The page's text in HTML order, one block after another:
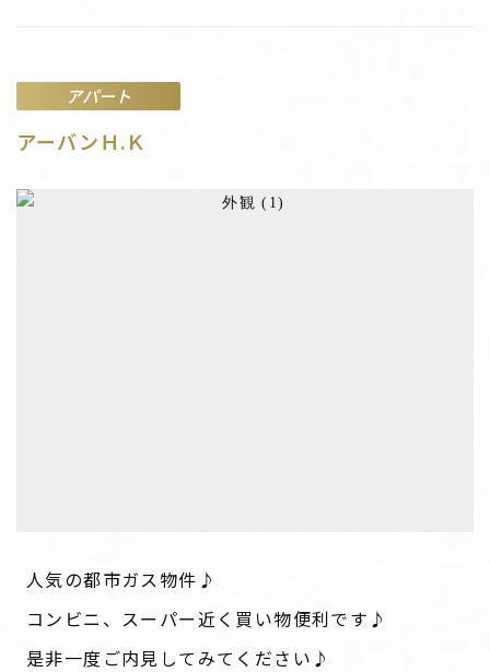
アパート
アーバンＨ.Ｋ
人気の都市ガス物件♪
コンビニ、スーパー近く買い物便利です♪
是非一度ご内見してみてください♪